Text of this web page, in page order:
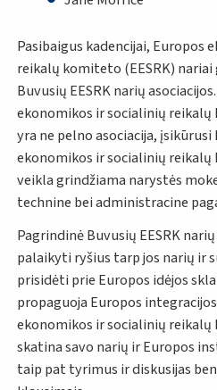
Pasibaigus kadencijai, Europos
reikalų komiteto (EESRK)
Buvusių EESRK narių
ekonomikos ir socialinių
yra ne pelno asociacija,
ekonomikos ir socialinių
veikla grindžiama narystės
technine bei administracine
Pagrindinė Buvusių EESRK
palaikyti ryšius tarp jos narių ir
prisidėti prie Europos idėjos
propaguoja Europos
ekonomikos ir socialinių reikalų
skatina savo narių ir Europos
taip pat tyrimus ir diskusijas